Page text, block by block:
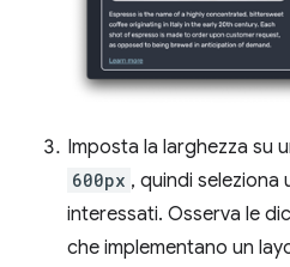
Imposta la larghezza su
600px , quindi seleziona
interessati. Osserva le
che implementano un